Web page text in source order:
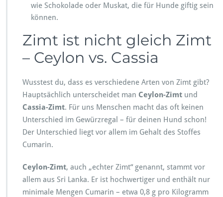
wie Schokolade oder Muskat, die für Hunde giftig sein
können.
Zimt ist nicht gleich Zimt
– Ceylon vs. Cassia
Wusstest du, dass es verschiedene Arten von Zimt gibt?
Hauptsächlich unterscheidet man Ceylon-Zimt und
Cassia-Zimt. Für uns Menschen macht das oft keinen
Unterschied im Gewürzregal – für deinen Hund schon!
Der Unterschied liegt vor allem im Gehalt des Stoffes
Cumarin.
Ceylon-Zimt, auch „echter Zimt“ genannt, stammt vor
allem aus Sri Lanka. Er ist hochwertiger und enthält nur
minimale Mengen Cumarin – etwa 0,8 g pro Kilogramm